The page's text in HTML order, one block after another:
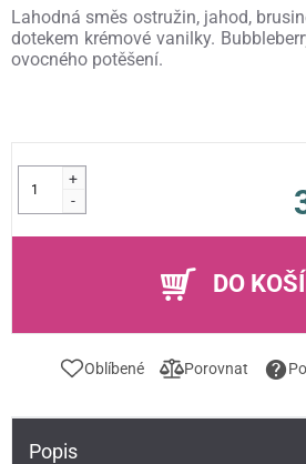
Lahodná směs ostružin, jahod,
dotekem krémové vanilky.
ovocného potěšení.
+
-
DO
Oblíbené Porovnat
Popis